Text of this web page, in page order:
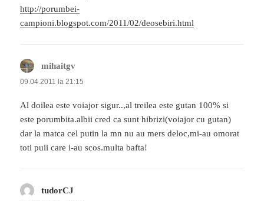
http://porumbei-
campioni.blogspot.com/2011/02/deosebiri.html
mihaitgv
09.04.2011 la 21:15
Al doilea este voiajor sigur..,al treilea este gutan 100% si
este porumbita.albii cred ca sunt hibrizi(voiajor cu gutan)
dar la matca cel putin la mn nu au mers deloc,mi-au omorat
toti puii care i-au scos.multa bafta!
tudorCJ